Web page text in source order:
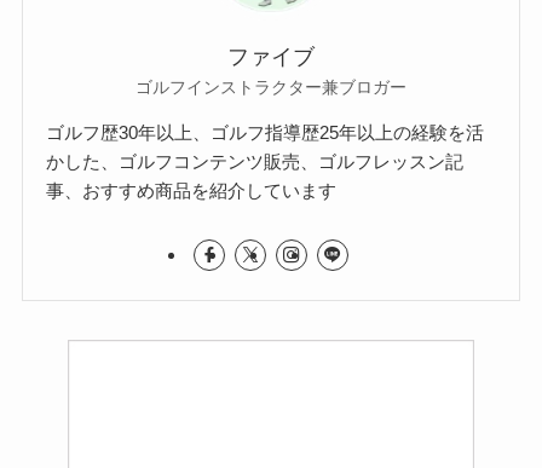
ファイブ
ゴルフインストラクター兼ブロガー
ゴルフ歴30年以上、ゴルフ指導歴25年以上の経験を活
かした、ゴルフコンテンツ販売、ゴルフレッスン記
事、おすすめ商品を紹介しています